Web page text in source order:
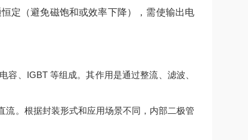
定（避免磁饱和或效率下降），需使输出电
容、IGBT 等组成。其作用是通过整流、滤波、
。根据封装形式和应用场景不同，内部二极管